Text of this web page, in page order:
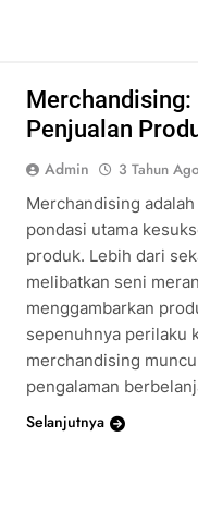
Merchandising:
Penjualan
Admin 3 Tahun Ago
Merchandising
pondasi utama
produk. Lebih dari
melibatkan seni
menggambarkan
sepenuhnya perilaku
merchandising
pengalaman
Selanjutnya